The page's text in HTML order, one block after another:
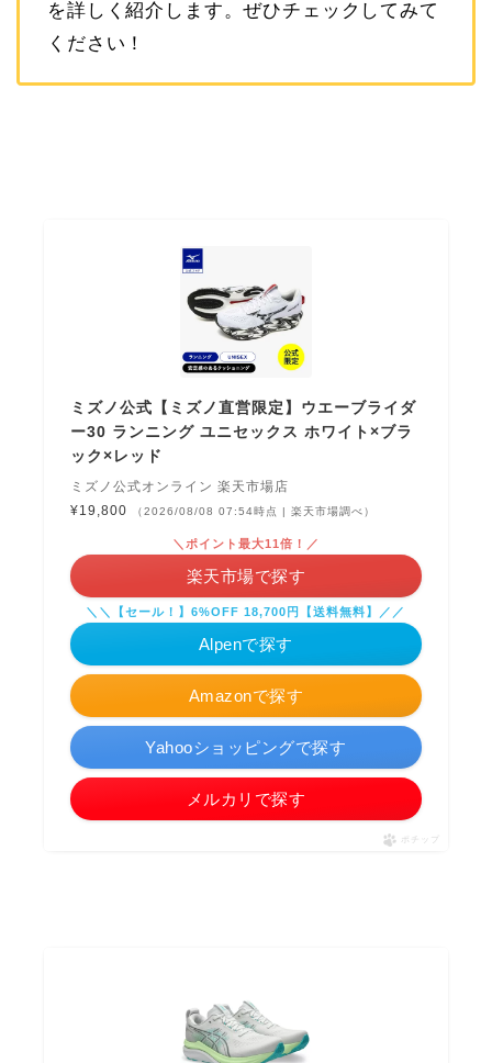
を詳しく紹介します。ぜひチェックしてみて
ください！
ミズノ公式【ミズノ直営限定】ウエーブライダ
ー30 ランニング ユニセックス ホワイト×ブラ
ック×レッド
ミズノ公式オンライン 楽天市場店
¥19,800
（2026/08/08 07:54時点 | 楽天市場調べ）
Amazonで探す
＼ポイント最大11倍！／
楽天市場で探す
Yahooショッピングで探す
メルカリで探す
＼＼【セール！】6%OFF 18,700円【送料無料】／／
Alpenで探す
ポチップ